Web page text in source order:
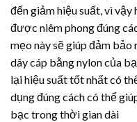
đến giảm hiệu suất, vì vậy
được niêm phong đúng
mẹo này sẽ giúp đảm bảo
dây cáp bằng nylon của
lại hiệu suất tốt nhất có
dụng đúng cách có thể
bạc trong thời gian dài